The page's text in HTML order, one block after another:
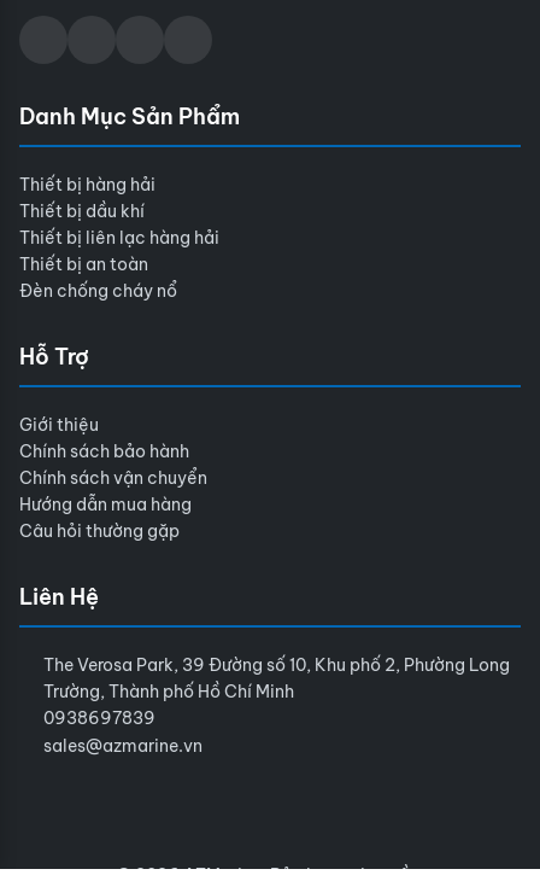
Danh Mục Sản Phẩm
Thiết bị hàng hải
Thiết bị dầu khí
Thiết bị liên lạc hàng hải
Thiết bị an toàn
Đèn chống cháy nổ
Hỗ Trợ
Giới thiệu
Chính sách bảo hành
Chính sách vận chuyển
Hướng dẫn mua hàng
Câu hỏi thường gặp
Liên Hệ
The Verosa Park, 39 Đường số 10, Khu phố 2, Phường Long
Trường, Thành phố Hồ Chí Minh
0938697839
sales@azmarine.vn